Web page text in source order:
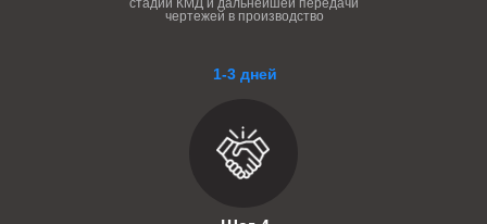
1-3 дней
стадии КМД и дальнейшей передачи
чертежей в производство